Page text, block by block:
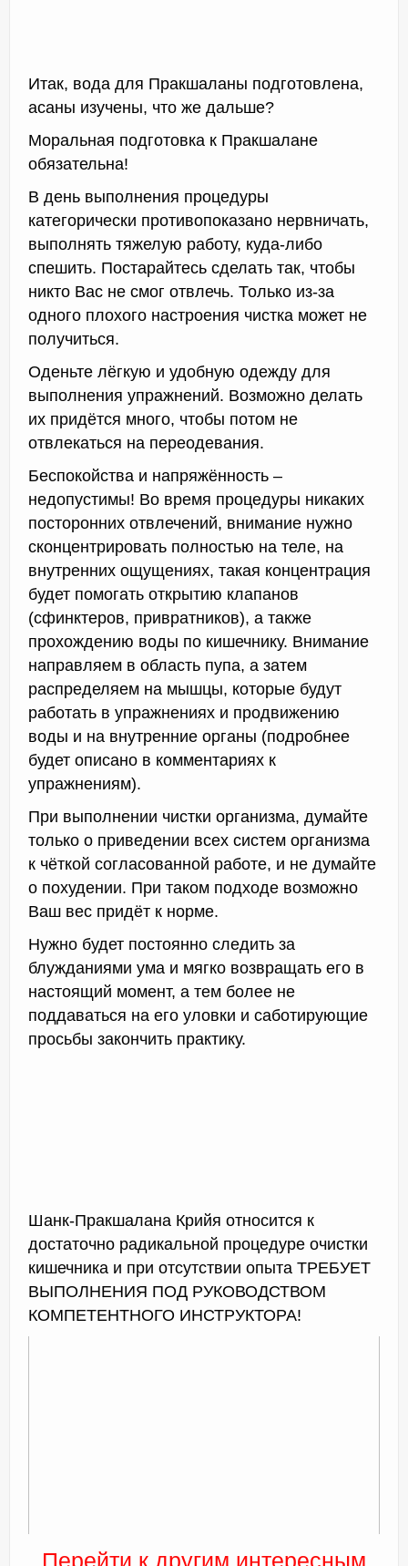
Итак, вода для Пракшаланы подготовлена,
асаны изучены, что же дальше?
Моральная подготовка к Пракшалане
обязательна!
В день выполнения процедуры
категорически противопоказано нервничать,
выполнять тяжелую работу, куда-либо
спешить. Постарайтесь сделать так, чтобы
никто Вас не смог отвлечь. Только из-за
одного плохого настроения чистка может не
получиться.
Оденьте лёгкую и удобную одежду для
выполнения упражнений. Возможно делать
их придётся много, чтобы потом не
отвлекаться на переодевания.
Беспокойства и напряжённость –
недопустимы! Во время процедуры никаких
посторонних отвлечений, внимание нужно
сконцентрировать полностью на теле, на
внутренних ощущениях, такая концентрация
будет помогать открытию клапанов
(сфинктеров, привратников), а также
прохождению воды по кишечнику. Внимание
направляем в область пупа, а затем
распределяем на мышцы, которые будут
работать в упражнениях и продвижению
воды и на внутренние органы (подробнее
будет описано в комментариях к
упражнениям).
При выполнении чистки организма, думайте
только о приведении всех систем организма
к чёткой согласованной работе, и не думайте
о похудении. При таком подходе возможно
Ваш вес придёт к норме.
Нужно будет постоянно следить за
блужданиями ума и мягко возвращать его в
настоящий момент, а тем более не
поддаваться на его уловки и саботирующие
просьбы закончить практику.
Шанк-Пракшалана Крийя относится к
достаточно радикальной процедуре очистки
кишечника и при отсутствии опыта ТРЕБУЕТ
ВЫПОЛНЕНИЯ ПОД РУКОВОДСТВОМ
КОМПЕТЕНТНОГО ИНСТРУКТОРА!
Перейти к другим интересным